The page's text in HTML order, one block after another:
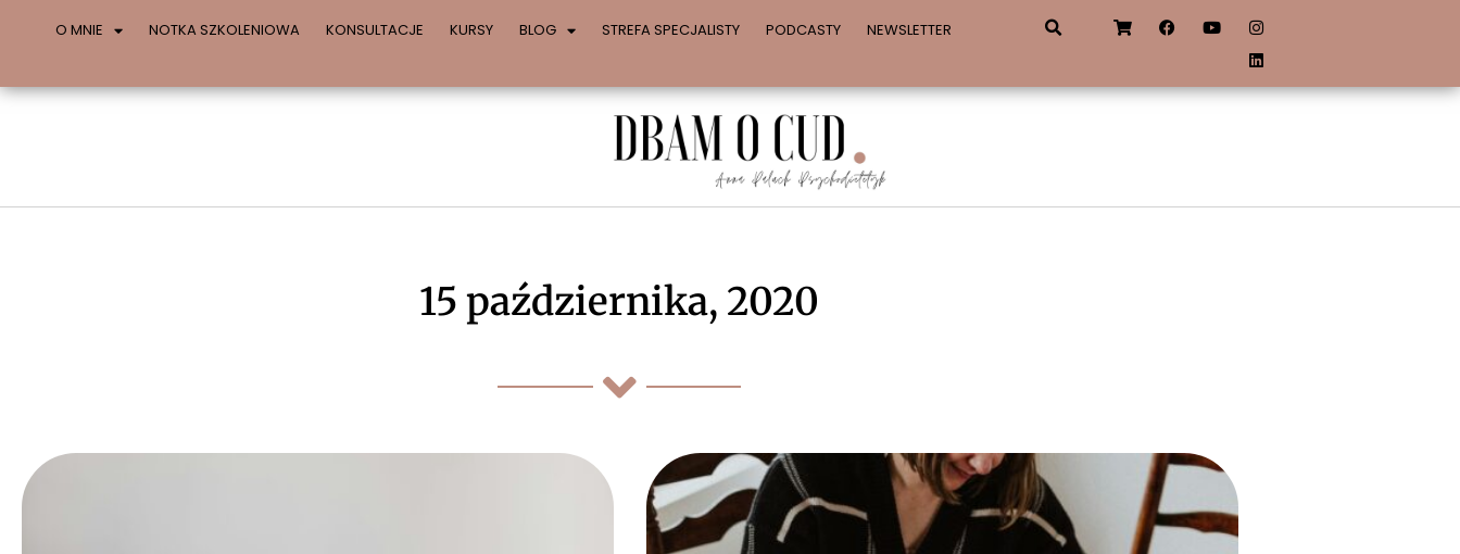
O MNIE NOTKA SZKOLENIOWA KONSULTACJE KURSY BLOG STREFA SPECJALISTY PODCASTY NEWSLETTER
15 października, 2020